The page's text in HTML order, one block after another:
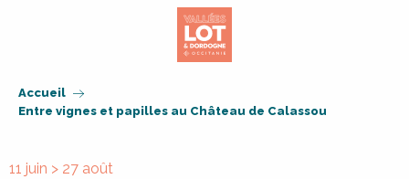
Accueil
Entre vignes et papilles au Château de Calassou
11 juin > 27 août